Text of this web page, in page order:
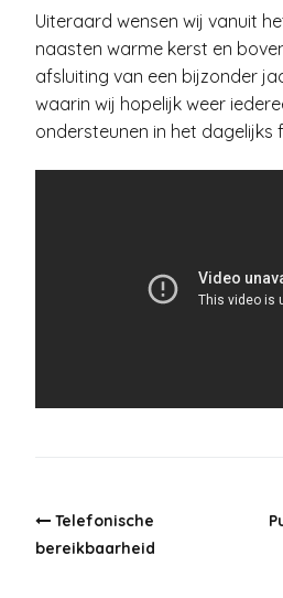
Uiteraard wensen wij vanuit
naasten warme kerst en
afsluiting van een bijzonder
waarin wij hopelijk weer
ondersteunen in het dagelijks
Telefonische
bereikbaarheid